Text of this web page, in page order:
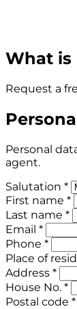
What is
Request a
Personal
agent.
Salutation *
First name *
Last name *
Email *
Phone *
Place of
Address *
House No. *
Postal code *